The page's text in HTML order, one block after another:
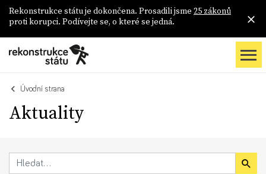
Rekonstrukce státu je dokončena. Prosadili jsme 25 zákonů
proti korupci. Podívejte se, o které se jedná.
Úvodní strana
Aktuality